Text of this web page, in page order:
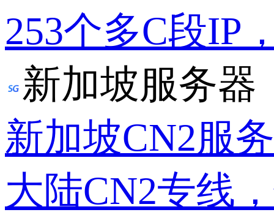
253个多C段IP
新加坡服务器
新加坡CN2服
大陆CN2专线